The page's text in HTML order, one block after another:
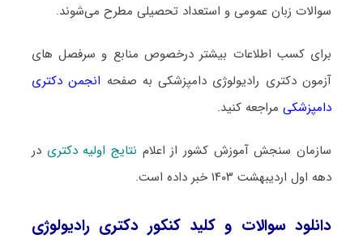
سوالات زبان عمومی و استعداد تحصیلی مطرح می‌شوند.
برای کسب اطلاعات بیشتر درخصوص منابع و سرفصل های
آزمون دکتری رادیولوژی دامپزشکی به صفحه انجمن دکتری
دامپزشکیمراجعه کنید.
سازمان سنجش آموزش کشور از اعلام نتایج اولیه دکتری در
دهه اول اردیبهشت ۱۴۰۳ خبر داده است.
دانلود سوالات و کلید کنکور دکتری رادیولوژی